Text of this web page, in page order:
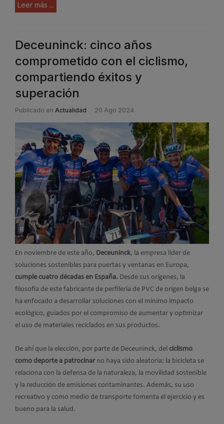
Leer más ...
Deceuninck: cinco años
comprometido con el ciclismo,
compartiendo éxitos y
superación
Publicado en Actualidad 20 Ago 2024
En noviembre de este año, Deceuninck, la empresa líder de
soluciones sostenibles para puertas y ventanas en Europa,
cumple cuatro décadas en España. Desde sus orígenes, la
filosofía de este fabricante de perfilería de PVC de origen belga se
ha enfocado a desarrollar soluciones con el mínimo impacto
ecológico, guiados por el compromiso de aumentar y optimizar
el uso de materiales reciclados en sus productos.
De ahí que la elección, por parte de Deceuninck, del ciclismo
como deporte a patrocinarno haya sido aleatoria: la bicicleta se
relaciona con la defensa de la naturaleza, la movilidad sostenible
y la reducción de emisiones contaminantes. Además, su uso
recreativo y como medio de transporte fomenta el ejercicio y es
bueno para la salud.